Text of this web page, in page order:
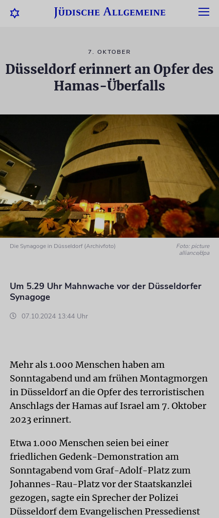
7. OKTOBER
Düsseldorf erinnert an Opfer des
Hamas-Überfalls
Die Synagoge in Düsseldorf (Archivfoto)
Foto: picture
alliance/dpa
Um 5.29 Uhr Mahnwache vor der Düsseldorfer
Synagoge
07.10.2024 13:44 Uhr
Mehr als 1.000 Menschen haben am
Sonntagabend und am frühen Montagmorgen
in Düsseldorf an die Opfer des terroristischen
Anschlags der Hamas auf Israel am 7. Oktober
2023 erinnert.
Etwa 1.000 Menschen seien bei einer
friedlichen Gedenk-Demonstration am
Sonntagabend vom Graf-Adolf-Platz zum
Johannes-Rau-Platz vor der Staatskanzlei
gezogen, sagte ein Sprecher der Polizei
Düsseldorf dem Evangelischen Pressedienst